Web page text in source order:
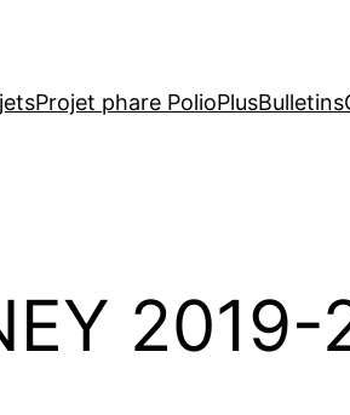
Projet phare PolioPlusBulletins